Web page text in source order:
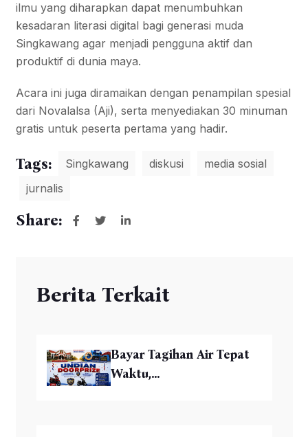
ilmu yang diharapkan dapat menumbuhkan
kesadaran literasi digital bagi generasi muda
Singkawang agar menjadi pengguna aktif dan
produktif di dunia maya.
Acara ini juga diramaikan dengan penampilan spesial
dari Novalalsa (Aji), serta menyediakan 30 minuman
gratis untuk peserta pertama yang hadir.
Tags: Singkawang diskusi
media sosial
jurnalis
Share:
Berita Terkait
Bayar Tagihan Air Tepat
Waktu,...